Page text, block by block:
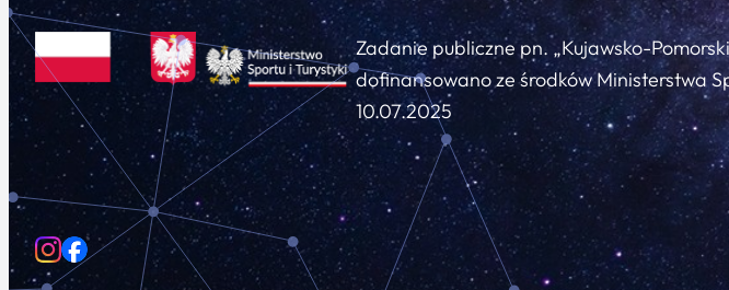
Zadanie publiczne pn. „Kujawsko-
dofinansowano ze środków Ministerstwa
10.07.2025